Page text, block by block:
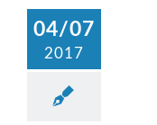
04/07
2017